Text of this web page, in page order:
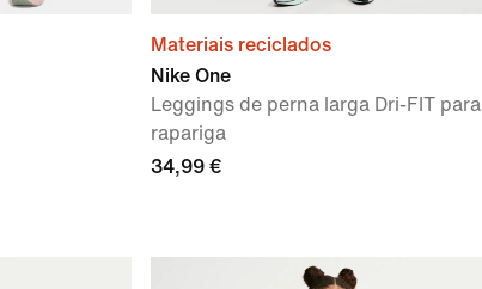
Materiais reciclados
Nike One
Leggings de perna larga Dri-FIT para
rapariga
34,99 €